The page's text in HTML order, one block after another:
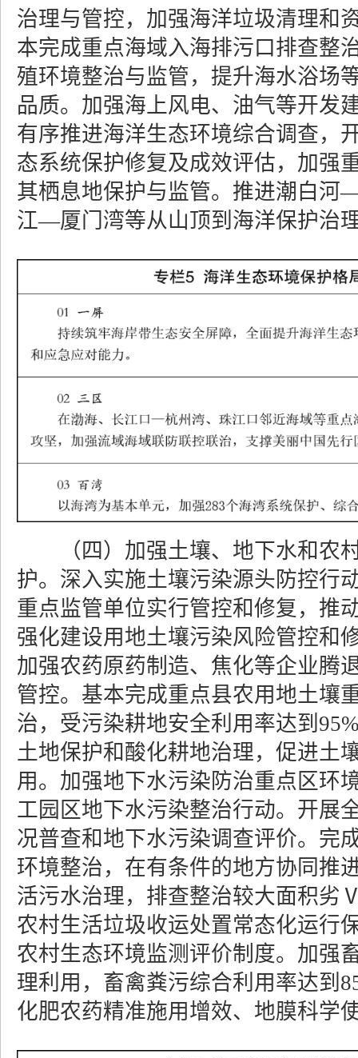
治理与管控，加强海洋垃圾清理和
本完成重点海域入海排污口排查整
殖环境整治与监管，提升海水浴场
品质。加强海上风电、油气等开发
有序推进海洋生态环境综合调查，
态系统保护修复及成效评估，加强
其栖息地保护与监管。推进潮白河
江—厦门湾等从山顶到海洋保护治
（四）加强土壤、地下水和农
护。 深入实施土壤污染源头防控行
重点监管单位实行管控和修复，推
强化建设用地土壤污染风险管控和
加强农药原药制造、焦化等企业腾
管控。基本完成重点县农用地土壤
治，受污染耕地安全利用率达到
土地保护和酸化耕地治理，促进土
用。加强地下水污染防治重点区环
工园区地下水污染整治行动。开展
况普查和地下水污染调查评价。完
环境整治，在有条件的地方协同推
活污水治理，排查整治较大面积劣
农村生活垃圾收运处置常态化运行
农村生态环境监测评价制度。加强
理利用，畜禽粪污综合利用率达到
化肥农药精准施用增效、地膜科学